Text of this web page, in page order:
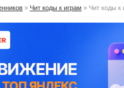
» Чит коды к играм » Чит коды к